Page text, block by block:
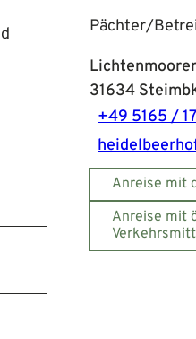
Pächter/
31634
+49 5165 /
Anreise mit
Anreise mit